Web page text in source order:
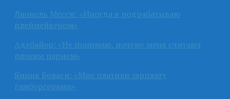
Лионель Месси: «Иногда я подрабатываю
плеймейкером»
Адебайор: «Не понимаю, почему меня считают
плохим парнем»
Янник Боласи: «Мне платили зарплату
гамбургерами»